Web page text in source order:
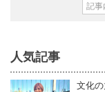
人気記事
文化